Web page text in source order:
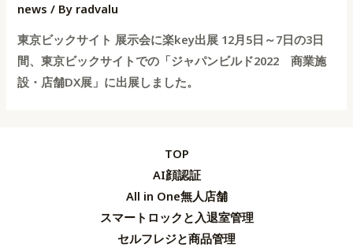
news / By radvalu
東京ビックサイト 展示会に楽key出展 12月5日～7日の3日
間、東京ビックサイトでの「ジャパンビルド2022 商業施
設・店舗DX展」に出展しました。
TOP
AI顔認証
All in One無人店舗
スマートロックと入退室管理
セルフレジと商品管理